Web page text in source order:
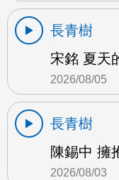
長青樹
宋銘 夏天
2026/08/05
長青樹
陳錫中 擁
2026/08/03